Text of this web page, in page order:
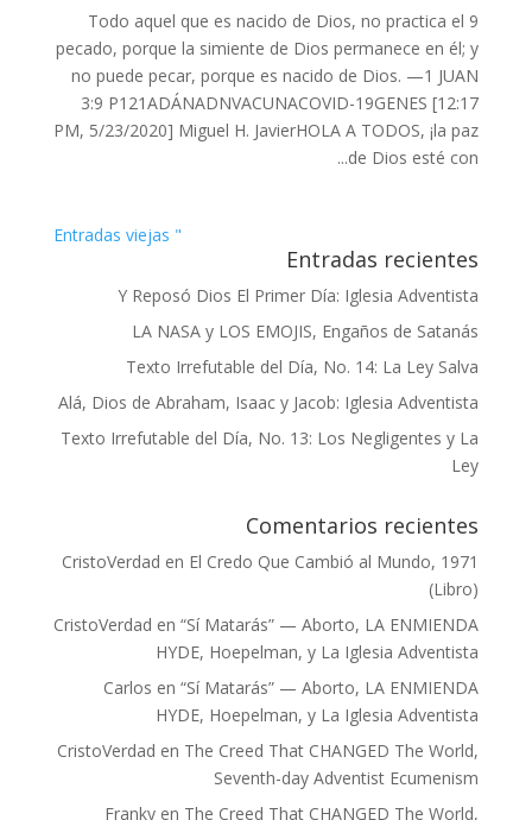
9 Todo aquel que es nacido de Dios, no practica el
pecado, porque la simiente de Dios permanece en él; y
no puede pecar, porque es nacido de Dios. —1 JUAN
3:9 P121ADÁNADNVACUNACOVID-19GENES [12:17
PM, 5/23/2020] Miguel H. JavierHOLA A TODOS, ¡la paz
de Dios esté con...
" Entradas viejas
Entradas recientes
Y Reposó Dios El Primer Día: Iglesia Adventista
LA NASA y LOS EMOJIS, Engaños de Satanás
Texto Irrefutable del Día, No. 14: La Ley Salva
Alá, Dios de Abraham, Isaac y Jacob: Iglesia Adventista
Texto Irrefutable del Día, No. 13: Los Negligentes y La
Ley
Comentarios recientes
CristoVerdad en El Credo Que Cambió al Mundo, 1971
(Libro)
CristoVerdad en“Sí Matarás” — Aborto, LA ENMIENDA
HYDE, Hoepelman, y La Iglesia Adventista
Carlos en“Sí Matarás” — Aborto, LA ENMIENDA
HYDE, Hoepelman, y La Iglesia Adventista
CristoVerdad en The Creed That CHANGED The World,
Seventh-day Adventist Ecumenism
Franky en The Creed That CHANGED The World,